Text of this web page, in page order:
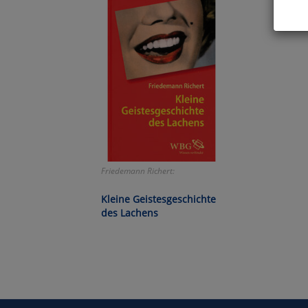
Friedemann Richert:
Kleine Geistesgeschichte
des Lachens